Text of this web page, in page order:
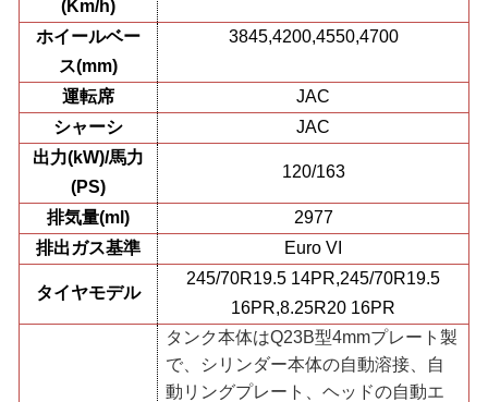
(Km/h)
ホイールベー
ス(mm)
3845,4200,4550,4700
運転席
JAC
シャーシ
JAC
出力(kW)/馬力
(PS)
120/163
排気量(ml)
2977
排出ガス基準
Euro VI
タイヤモデル
245/70R19.5 14PR,245/70R19.5
16PR,8.25R20 16PR
タンク本体はQ23B型4mmプレート製
で、シリンダー本体の自動溶接、自
動リングプレート、ヘッドの自動エ